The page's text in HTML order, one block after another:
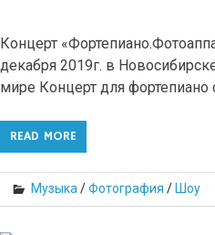
Концерт
декабря 2019г. в
мире Концерт для фортепиано
READ MORE
Музыка /Фотография /Шоу